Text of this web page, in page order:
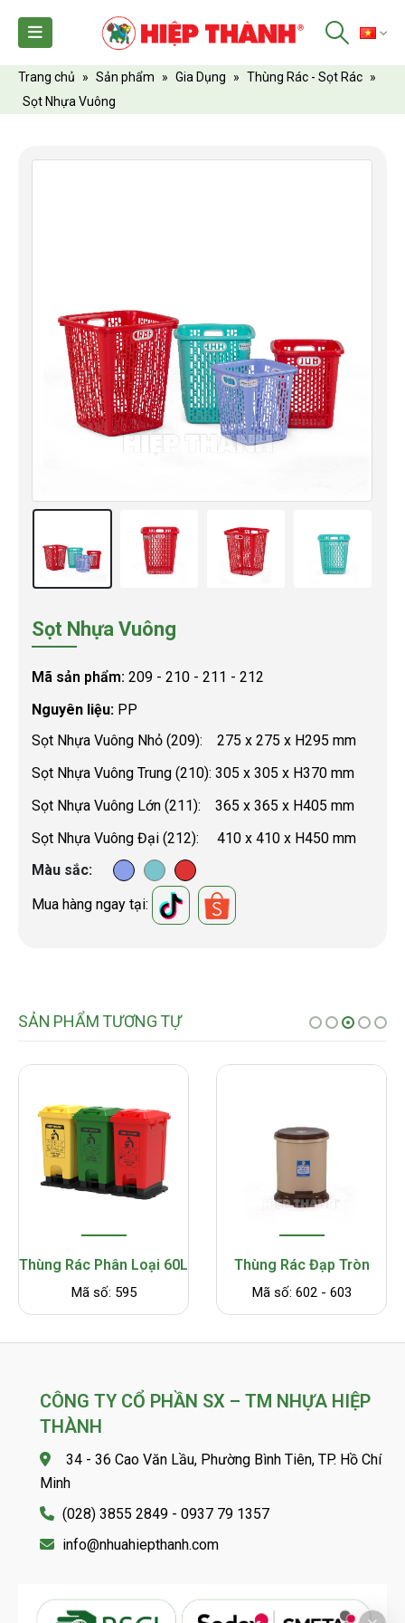
Trang chủ » Sản phẩm » Gia Dụng » Thùng Rác - Sọt Rác »
Sọt Nhựa Vuông
Sọt Nhựa Vuông
Mã sản phẩm: 209 - 210 - 211 - 212
Nguyên liệu: PP
Sọt Nhựa Vuông Nhỏ (209): 275 x 275 x H295 mm
Sọt Nhựa Vuông Trung (210): 305 x 305 x H370 mm
Sọt Nhựa Vuông Lớn (211): 365 x 365 x H405 mm
Sọt Nhựa Vuông Đại (212): 410 x 410 x H450 mm
Màu sắc
Mua hàng ngay tại:
SẢN PHẨM TƯƠNG TỰ
Thùng Rác Phân Loại 60L
Mã số: 595
Thùng Rác Đạp Tròn
Mã số: 602 - 603
CÔNG TY CỔ PHẦN SX – TM NHỰA HIỆP
THÀNH
34 - 36 Cao Văn Lầu, Phường Bình Tiên, TP. Hồ Chí
Minh
(028) 3855 2849 - 0937 79 1357
info@nhuahiepthanh.com